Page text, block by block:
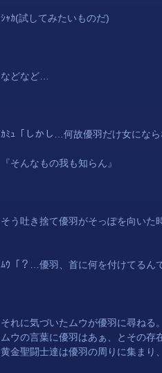
ｼｬｶ(試してみたいものだ)
などなど…
ｶﾐｭ「しかし…何故優羽 だけ女になら
『そんなもの我も知らん』
そう吐き捨て優羽 がそっぽを向いた
ﾑｳ「？… 優羽 、首に何を付けてるん
それに気づいたムウが優羽に尋ねる。
ムウの言葉に優羽はあぁ、とその存
黄金聖闘士達は優羽の周りに集まり